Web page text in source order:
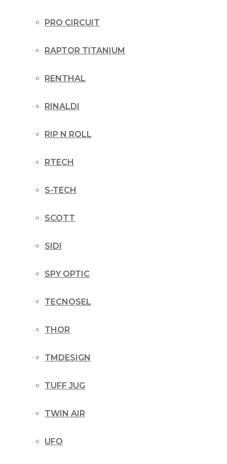
PRO CIRCUIT
RAPTOR TITANIUM
RENTHAL
RINALDI
RIP N ROLL
RTECH
S-TECH
SCOTT
SIDI
SPY OPTIC
TECNOSEL
THOR
TMDESIGN
TUFF JUG
TWIN AIR
UFO